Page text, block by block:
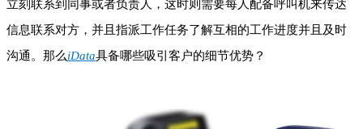
立刻联系到同事或者负责人，这时则需要每人配备呼叫机来传达
信息联系对方，并且指派工作任务了解互相的工作进度并且及时
沟通。那么iData具备哪些吸引客户的细节优势？